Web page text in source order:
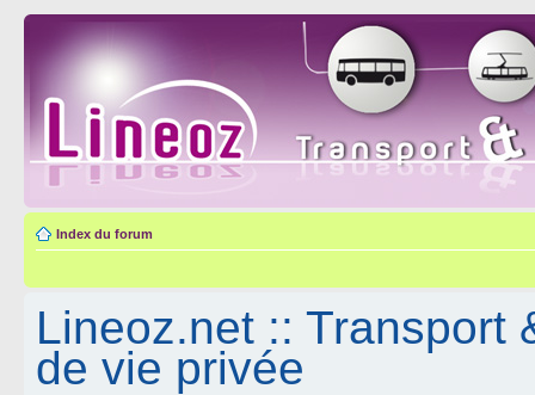
Index du forum
Lineoz.net :: Transport
de vie privée